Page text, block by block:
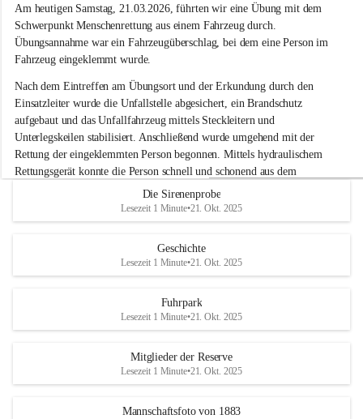
w
i
l
l
i
g
e
F
e
u
e
r
w
e
a
Am heutigen Samstag, 21.03.2026, führten wir eine Übung mit dem
Schwerpunkt Menschenrettung aus einem Fahrzeug durch.
Übungsannahme war ein Fahrzeugüberschlag, bei dem eine Person im
Fahrzeug eingeklemmt wurde.
Nach dem Eintreffen am Übungsort und der Erkundung durch den
Einsatzleiter wurde die Unfallstelle abgesichert, ein Brandschutz
aufgebaut und das Unfallfahrzeug mittels Steckleitern und
Unterlegskeilen stabilisiert. Anschließend wurde umgehend mit der
Rettung der eingeklemmten Person begonnen. Mittels hydraulischem
Rettungsgerät konnte die Person schnell und schonend aus dem
Im Anschluss an die technische Übung wurde noch die Bekämpfung
der richtige Umgang mit Handfeuerlöschern besprochen und praktisch
+4
Die Sirenenprobe
Lesezeit 1 Minute•21. Okt. 2025
Geschichte
Lesezeit 1 Minute•21. Okt. 2025
Fuhrpark
Lesezeit 1 Minute•21. Okt. 2025
Mitglieder der Reserve
Lesezeit 1 Minute•21. Okt. 2025
Mannschaftsfoto von 1883